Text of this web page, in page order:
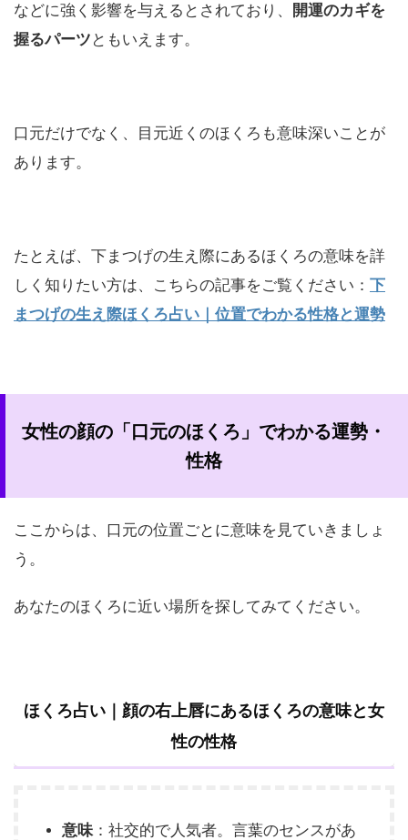
などに強く影響を与えるとされており、
開運のカギを
握るパーツ ともいえます。
口元だけでなく、目元近くのほくろも意味深いことが
あります。
たとえば、下まつげの生え際にあるほくろの意味を詳
しく知りたい方は、こちらの記事をご覧ください： 下
まつげの生え際ほくろ占い｜位置でわかる性格と運勢
女性の顔の「口元のほくろ」でわかる運勢・
性格
ここからは、口元の位置ごとに意味を見ていきましょ
う。
あなたのほくろに近い場所を探してみてください。
ほくろ占い｜顔の右上唇にあるほくろの意味と女
性の性格
意味：社交的で人気者。言葉のセンスがあ